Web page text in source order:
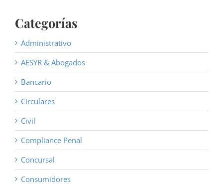
Categorías
Administrativo
AESYR & Abogados
Bancario
Circulares
Civil
Compliance Penal
Concursal
Consumidores